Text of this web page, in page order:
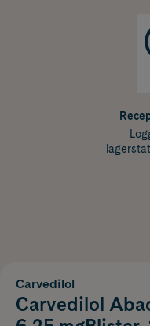
Carvedilol
Carvedilol